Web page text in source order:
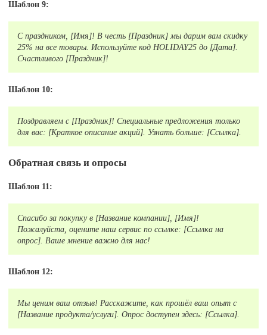
Шаблон 9:
С праздником, [Имя]! В честь [Праздник] мы дарим вам скидку
25% на все товары. Используйте код HOLIDAY25 до [Дата].
Счастливого [Праздник]!
Шаблон 10:
Поздравляем с [Праздник]! Специальные предложения только
для вас: [Краткое описание акций]. Узнать больше: [Ссылка].
Обратная связь и опросы
Шаблон 11:
Спасибо за покупку в [Название компании], [Имя]!
Пожалуйста, оцените наш сервис по ссылке: [Ссылка на
опрос]. Ваше мнение важно для нас!
Шаблон 12:
Мы ценим ваш отзыв! Расскажите, как прошёл ваш опыт с
[Название продукта/услуги]. Опрос доступен здесь: [Ссылка].